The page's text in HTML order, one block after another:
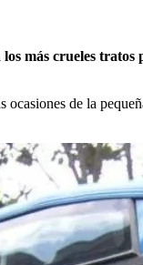
más crueles
de la